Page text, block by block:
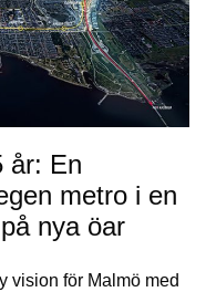
år: En
metro i en
nya öar
vision för Malmö med